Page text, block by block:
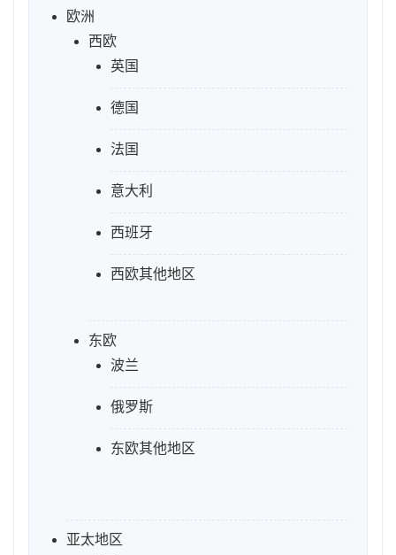
欧洲
西欧
英国
德国
法国
意大利
西班牙
西欧其他地区
东欧
波兰
俄罗斯
东欧其他地区
亚太地区